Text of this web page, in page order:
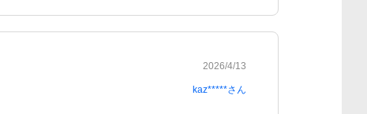
2026/4/13
kaz*****さん